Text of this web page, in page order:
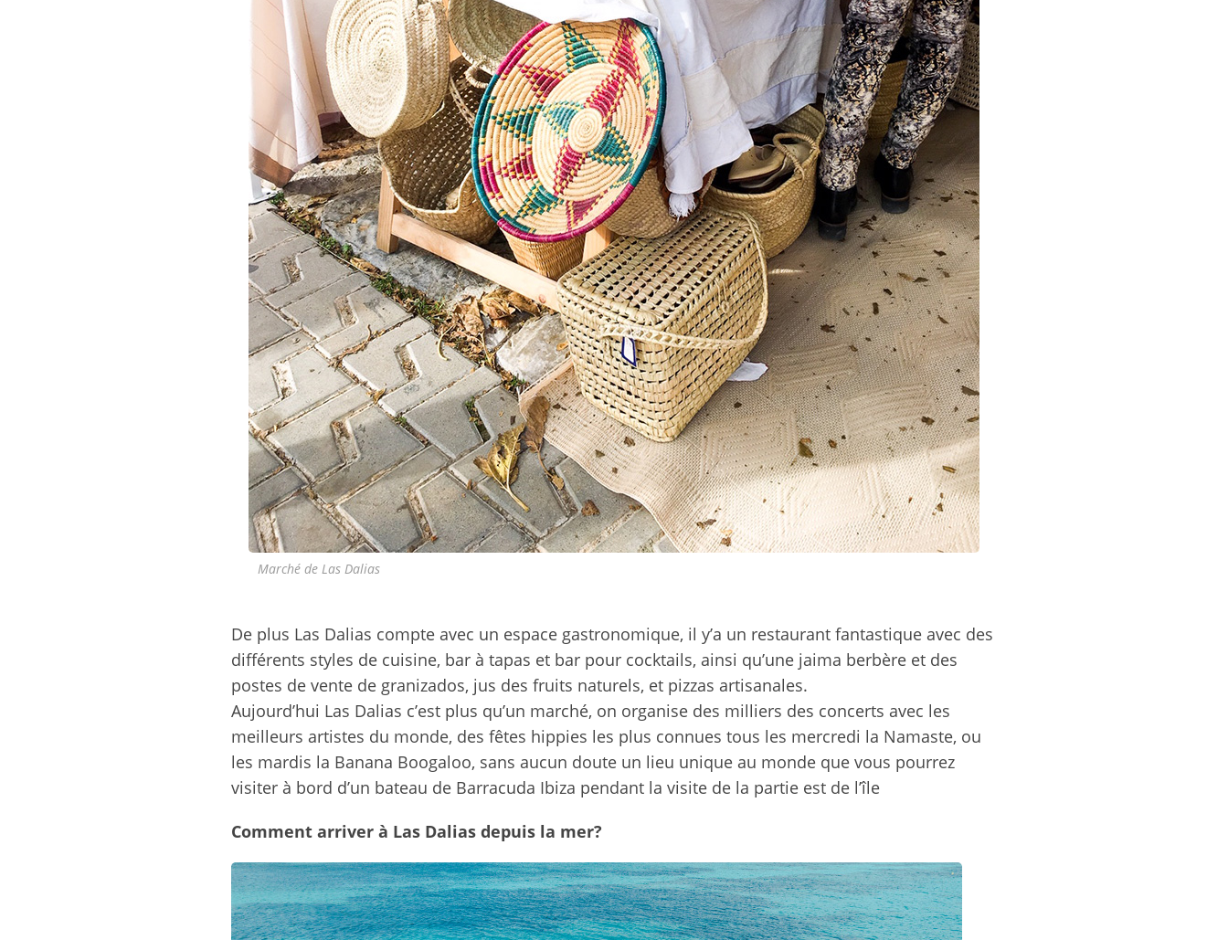
Marché de Las Dalias
De plus Las Dalias compte avec un espace gastronomique, il y’a un restaurant fantastique avec des
différents styles de cuisine, bar à tapas et bar pour cocktails, ainsi qu’une jaima berbère et des
postes de vente de granizados, jus des fruits naturels, et pizzas artisanales.
Aujourd’hui Las Dalias c’est plus qu’un marché, on organise des milliers des concerts avec les
meilleurs artistes du monde, des fêtes hippies les plus connues tous les mercredi la Namaste, ou
les mardis la Banana Boogaloo, sans aucun doute un lieu unique au monde que vous pourrez
visiter à bord d’un bateau de Barracuda Ibiza pendant la visite de la partie est de l’île
Comment arriver à Las Dalias depuis la mer?